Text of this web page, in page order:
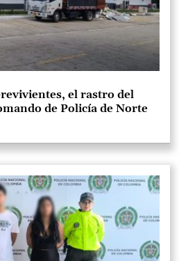
el rastro del
de Policía de Norte